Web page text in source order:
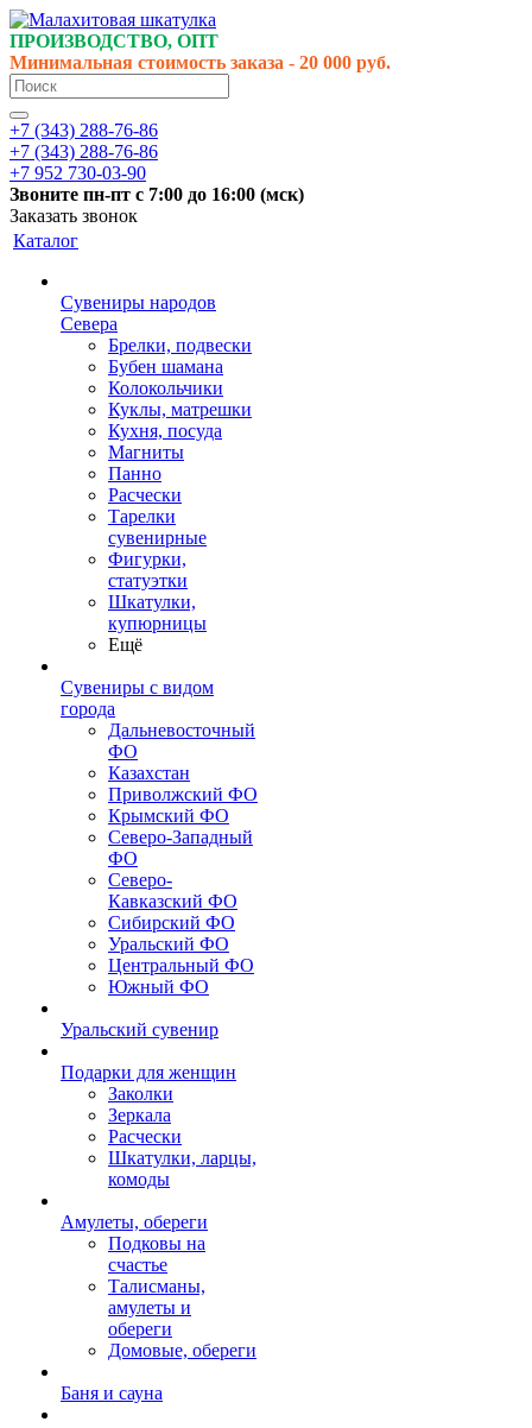
ПРОИЗВОДСТВО, ОПТ
Минимальная стоимость заказа - 20 000 руб.
+7 (343) 288-76-86
+7 (343) 288-76-86
+7 952 730-03-90
Звоните пн-пт с 7:00 до 16:00 (мск)
Заказать звонок
Каталог
Сувениры народов
Севера
Брелки, подвески
Бубен шамана
Колокольчики
Куклы, матрешки
Кухня, посуда
Магниты
Панно
Расчески
Тарелки
сувенирные
Фигурки,
статуэтки
Шкатулки,
купюрницы
Ещё
Сувениры с видом
города
Дальневосточный
ФО
Казахстан
Приволжский ФО
Крымский ФО
Северо-Западный
ФО
Северо-
Кавказский ФО
Сибирский ФО
Уральский ФО
Центральный ФО
Южный ФО
Уральский сувенир
Подарки для женщин
Заколки
Зеркала
Расчески
Шкатулки, ларцы,
комоды
Амулеты, обереги
Подковы на
счастье
Талисманы,
амулеты и
обереги
Домовые, обереги
Баня и сауна